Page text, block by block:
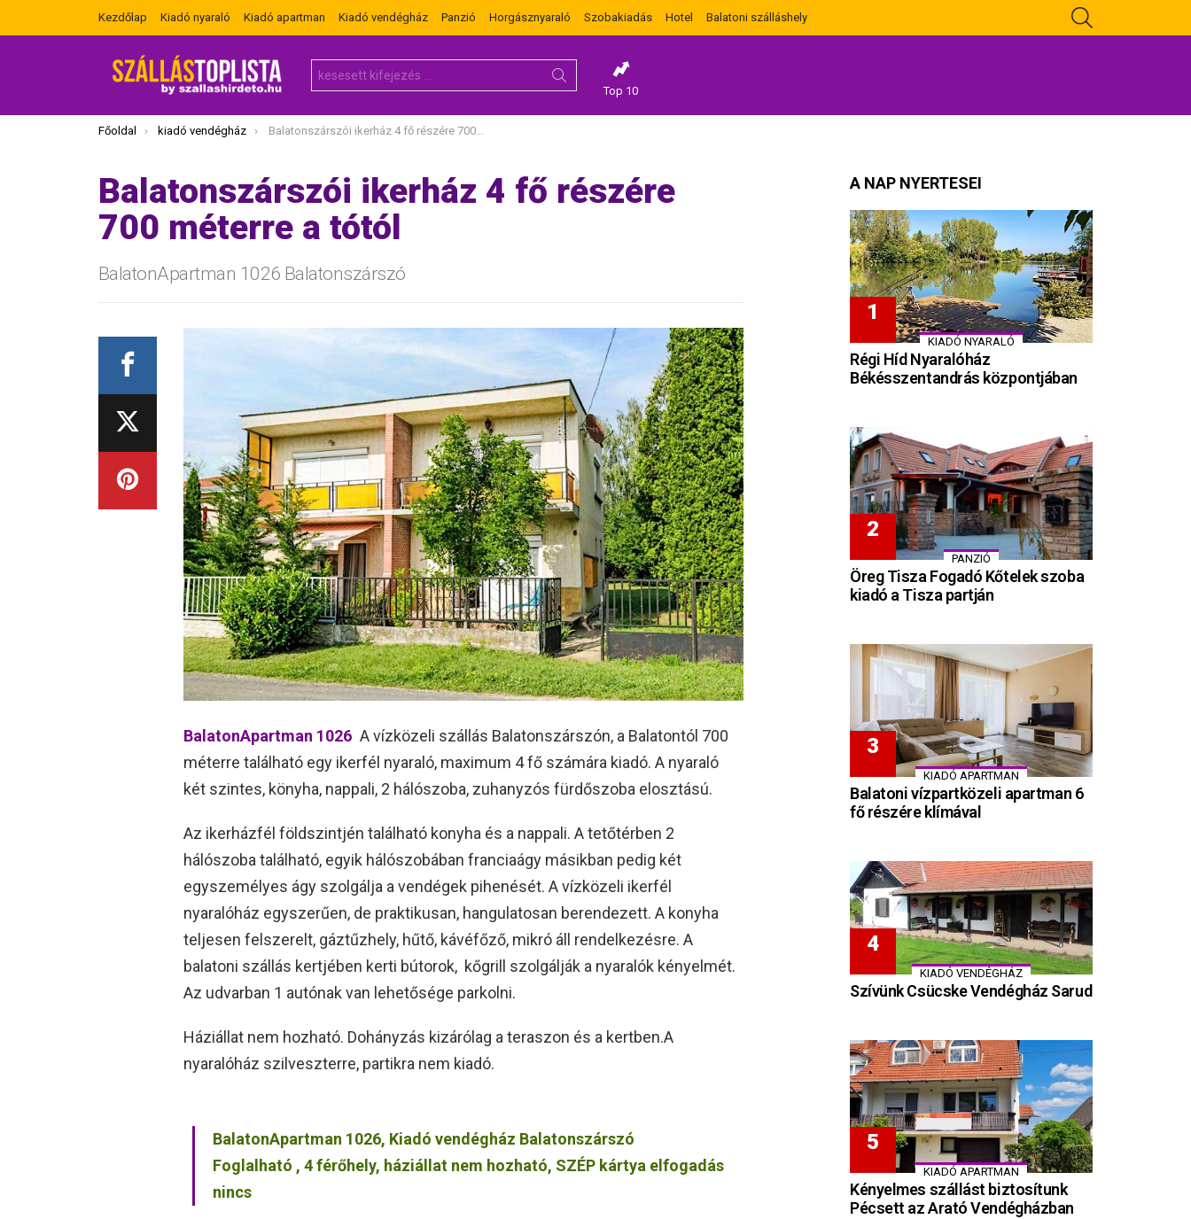
Kezdőlap Kiadó nyaraló Kiadó apartman Kiadó vendégház Panzió Horgásznyaraló Szobakiadás Hotel Balatoni szálláshely
for:
Top 10
Itt vagy most:
Főoldal kiadó vendégház Balatonszárszói ikerház 4 fő részére 700 méterre a tótól
Balatonszárszói ikerház 4 fő részére
700 méterre a tótól
BalatonApartman 1026 Balatonszárszó
BalatonApartman 1026 A vízközeli szállás Balatonszárszón, a Balatontól 700
méterre található egy ikerfél nyaraló, maximum 4 fő számára kiadó. A nyaraló
két szintes, könyha, nappali, 2 hálószoba, zuhanyzós fürdőszoba elosztású.
Az ikerházfél földszintjén található konyha és a nappali. A tetőtérben 2
hálószoba található, egyik hálószobában franciaágy másikban pedig két
egyszemélyes ágy szolgálja a vendégek pihenését. A vízközeli ikerfél
nyaralóház egyszerűen, de praktikusan, hangulatosan berendezett. A konyha
teljesen felszerelt, gáztűzhely, hűtő, kávéfőző, mikró áll rendelkezésre. A
balatoni szállás kertjében kerti bútorok, kőgrill szolgálják a nyaralók kényelmét.
Az udvarban 1 autónak van lehetősége parkolni.
Háziállat nem hozható. Dohányzás kizárólag a teraszon és a kertben.A
nyaralóház szilveszterre, partikra nem kiadó.
BalatonApartman 1026, Kiadó vendégház Balatonszárszó
Foglalható , 4 férőhely, háziállat nem hozható, SZÉP kártya elfogadás
nincs
A NAP NYERTESEI
KIADÓ NYARALÓ
Régi Híd Nyaralóház
Békésszentandrás központjában
PANZIÓ
Öreg Tisza Fogadó Kőtelek szoba
kiadó a Tisza partján
KIADÓ APARTMAN
Balatoni vízpartközeli apartman 6
fő részére klímával
KIADÓ VENDÉGHÁZ
Szívünk Csücske Vendégház Sarud
KIADÓ APARTMAN
Kényelmes szállást biztosítunk
Pécsett az Arató Vendégházban